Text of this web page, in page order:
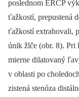
poslednom ERCP
ťažkostí, prepustená
ťažkostí extrahovali,
únik žlče (obr. 8). Pri
mierne dilatovaný
v oblasti po
zistená stenóza